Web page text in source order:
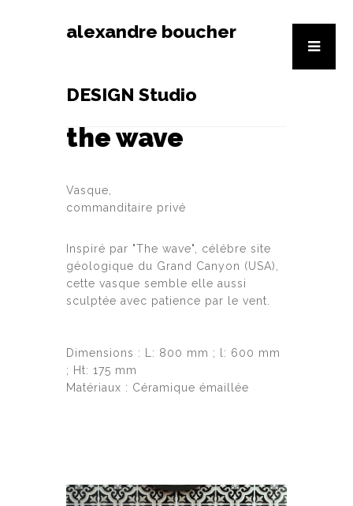
alexandre boucher
DESIGN Studio
the wave
Vasque,
commanditaire privé
Inspiré par "The wave", célébre site
géologique du Grand Canyon (USA),
cette vasque semble elle aussi
sculptée avec patience par le vent.
Dimensions : L: 800 mm ; l: 600 mm
; Ht: 175 mm
Matériaux : Céramique émaillée